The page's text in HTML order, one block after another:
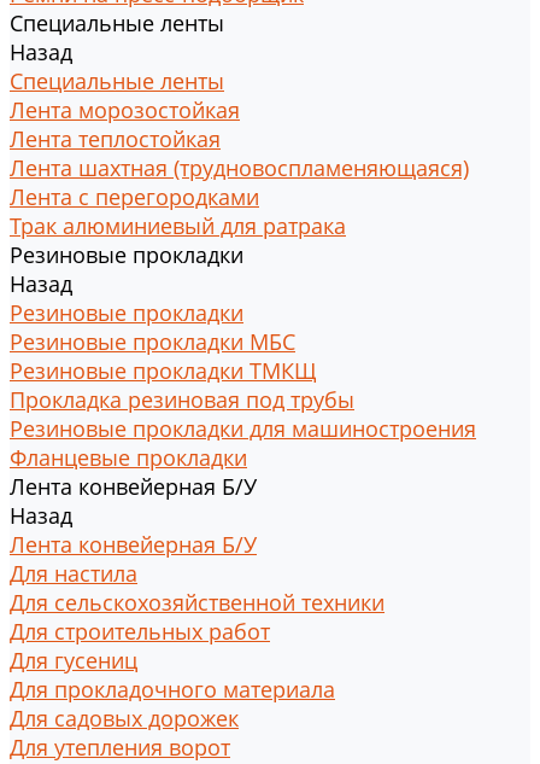
Специальные ленты
Назад
Специальные ленты
Лента морозостойкая
Лента теплостойкая
Лента шахтная (трудновоспламеняющаяся)
Лента с перегородками
Трак алюминиевый для ратрака
Резиновые прокладки
Назад
Резиновые прокладки
Резиновые прокладки МБС
Резиновые прокладки ТМКЩ
Прокладка резиновая под трубы
Резиновые прокладки для машиностроения
Фланцевые прокладки
Лента конвейерная Б/У
Назад
Лента конвейерная Б/У
Для настила
Для сельскохозяйственной техники
Для строительных работ
Для гусениц
Для прокладочного материала
Для садовых дорожек
Для утепления ворот